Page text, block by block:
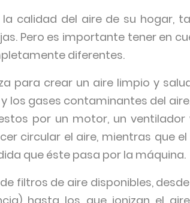
calidad del aire de su hogar,
Pero es importante tener en
diferentes.
para crear un aire limpio y
los gases contaminantes del
por un motor, un
circular el aire, mientras que
que éste pasa por la máquina.
filtros de aire disponibles,